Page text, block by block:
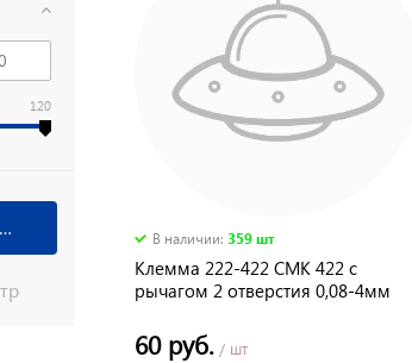
120
В наличии: 359 шт
Клемма 222-422 СМК 422 с
рычагом 2 отверстия 0,08-4мм
60 руб. / шт